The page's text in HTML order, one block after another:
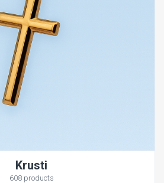
Krusti
608 products